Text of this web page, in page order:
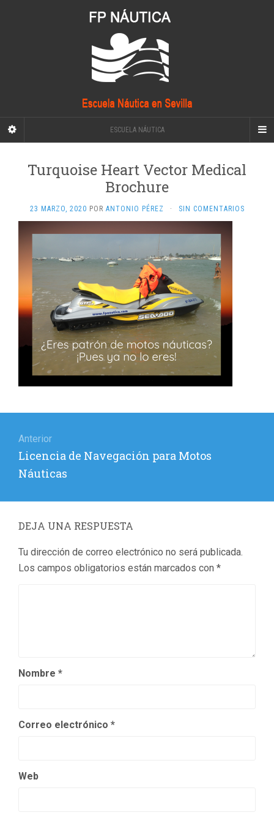
ESCUELA NÁUTICA
Turquoise Heart Vector Medical
Brochure
23 MARZO, 2020 POR ANTONIO PÉREZ · SIN COMENTARIOS
de
entradas
Anterior
Entrada
anterior:
Licencia de Navegación para Motos
Náuticas
DEJA UNA RESPUESTA
Tu dirección de correo electrónico no será publicada.
Los campos obligatorios están marcados con *
Nombre *
Correo electrónico *
Web